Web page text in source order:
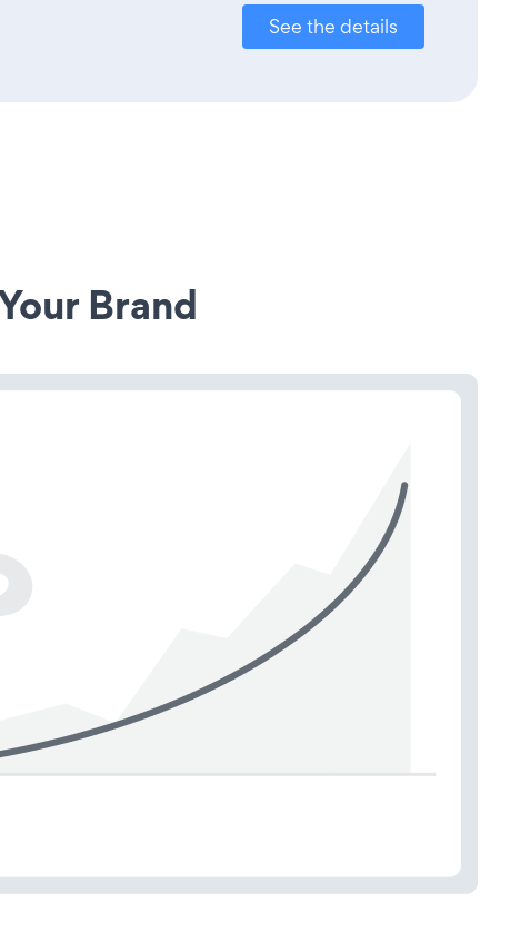
See the details
Brand